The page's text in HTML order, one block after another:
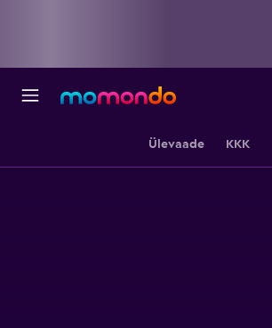
Ülevaade KKK